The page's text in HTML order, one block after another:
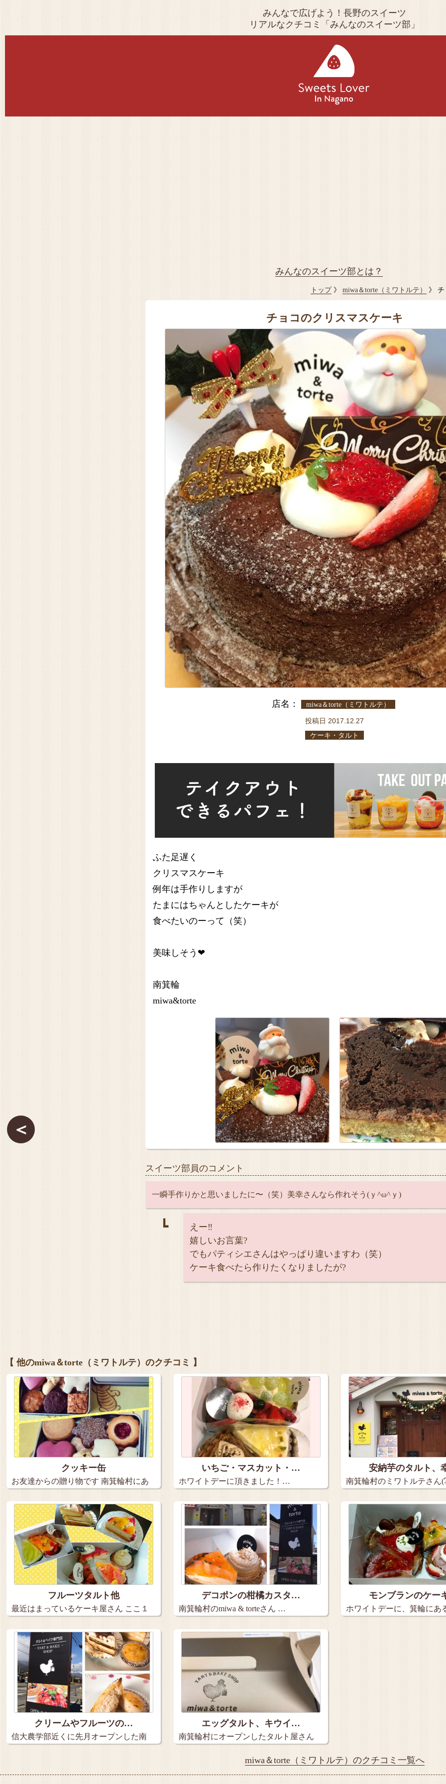
みんなで広げよう！長野のスイーツ
リアルなクチコミ「みんなのスイーツ部」
みんなのスイーツ部とは？
トップ》 miwa＆torte（ミワトルテ） 》
チョコのクリスマスケーキ
店名： miwa＆torte（ミワトルテ）
投稿日 2017.12.27
ケーキ・タルト
ふた足遅く
クリスマスケーキ
例年は手作りしますが
たまにはちゃんとしたケーキが
食べたいのーって（笑）
美味しそう❤
南箕輪
miwa&torte
スイーツ部員のコメント
一瞬手作りかと思いましたに〜（笑）美幸さんなら作れそう(ｙ^ω^ｙ)
┗
えー‼️
嬉しいお言葉?
でもパティシエさんはやっぱり違いますわ（笑）
ケーキ食べたら作りたくなりましたが?
＜
【 他のmiwa＆torte（ミワトルテ）のクチコミ 】
クッキー缶
お友達からの贈り物です 南箕輪村にあ
いちご・マスカット・…
ホワイトデーに頂きました！…
安納芋のタルト、
南箕輪村のミワトルテさん
フルーツタルト他
最近はまっているケーキ屋さん ここ１
デコポンの柑橘カスタ…
南箕輪村のmiwa & torteさん …
モンブランのケー
ホワイトデーに、箕輪にあ
クリームやフルーツの…
信大農学部近くに先月オープンした南
エッグタルト、キウイ…
南箕輪村にオープンしたタルト屋さん
miwa＆torte（ミワトルテ）のクチコミ一覧へ